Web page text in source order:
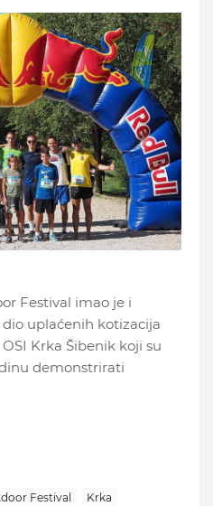
Festival imao je i
uplaćenih kotizacija
Krka Šibenik koji su
demonstrirati
Festival
Krka